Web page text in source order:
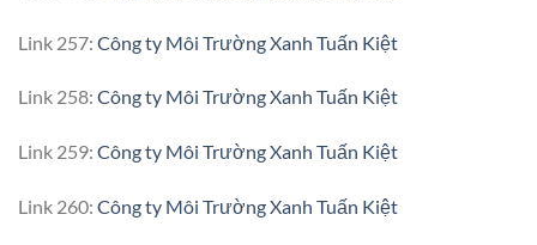
Link 257: Công ty Môi Trường Xanh Tuấn Kiệt
Link 258: Công ty Môi Trường Xanh Tuấn Kiệt
Link 259: Công ty Môi Trường Xanh Tuấn Kiệt
Link 260: Công ty Môi Trường Xanh Tuấn Kiệt